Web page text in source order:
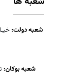
شعبه دولت:
شعبه بوکان: